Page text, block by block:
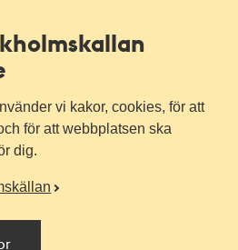
vi kakor, cookies, för att
för att webbplatsen ska
dig.